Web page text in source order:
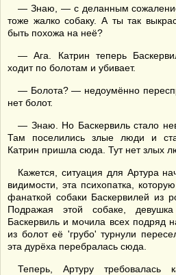
— Знаю, — с деланным
тоже жалко собаку. А ты так
быть похожа на неё?
— Ага. Катрин теперь
ходит по болотам и убивает.
— Болота? — недоумённо
нет болот.
— Знаю. Но Баскервиль стало
Там поселились злые люди и
Катрин пришла сюда. Тут нет злых
Кажется, ситуация для Артура
видимости, эта психопатка,
фанаткой собаки Баскервилей из
Подражая этой собаке,
Баскервиль и мочила всех подряд
из болот её 'грубо' турнули
эта дурёха перебралась сюда.
Теперь, Артуру требовалась